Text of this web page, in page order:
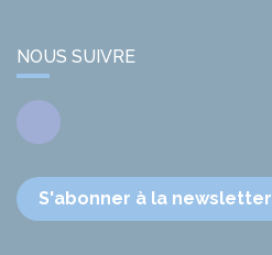
NOUS SUIVRE
Facebook
S'abonner à la newsletter